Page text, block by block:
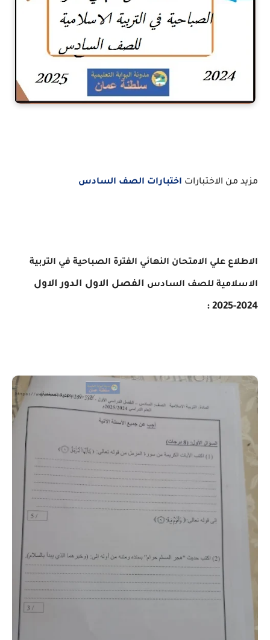
مزيد من الاختبارات اختبارات الصف السادس
الاطلاع علي الامتحان النهائي الفترة الصباحية في التربية
الاسلامية للصف السادس الفصل الاول الدور الاول
2024-2025 :